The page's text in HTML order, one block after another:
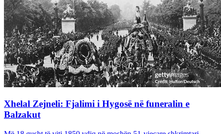
Xhelal Zejneli: Fjalimi i Hygosë në funeralin e
Balzakut